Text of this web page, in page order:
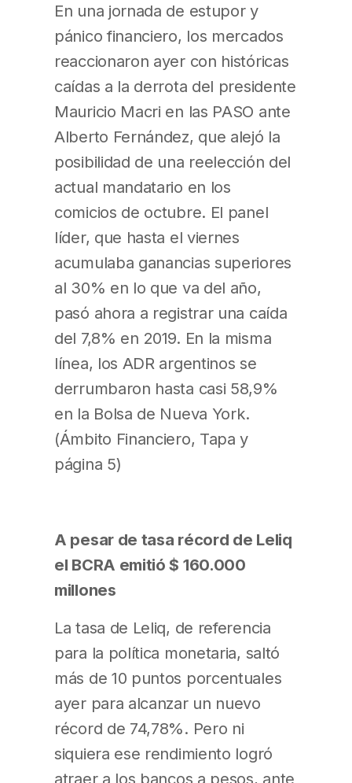
En una jornada de estupor y
pánico financiero, los mercados
reaccionaron ayer con históricas
caídas a la derrota del presidente
Mauricio Macri en las PASO ante
Alberto Fernández, que alejó la
posibilidad de una reelección del
actual mandatario en los
comicios de octubre. El panel
líder, que hasta el viernes
acumulaba ganancias superiores
al 30% en lo que va del año,
pasó ahora a registrar una caída
del 7,8% en 2019. En la misma
línea, los ADR argentinos se
derrumbaron hasta casi 58,9%
en la Bolsa de Nueva York.
(Ámbito Financiero, Tapa y
página 5)
A pesar de tasa récord de Leliq
el BCRA emitió $ 160.000
millones
La tasa de Leliq, de referencia
para la política monetaria, saltó
más de 10 puntos porcentuales
ayer para alcanzar un nuevo
récord de 74,78%. Pero ni
siquiera ese rendimiento logró
atraer a los bancos a pesos, ante